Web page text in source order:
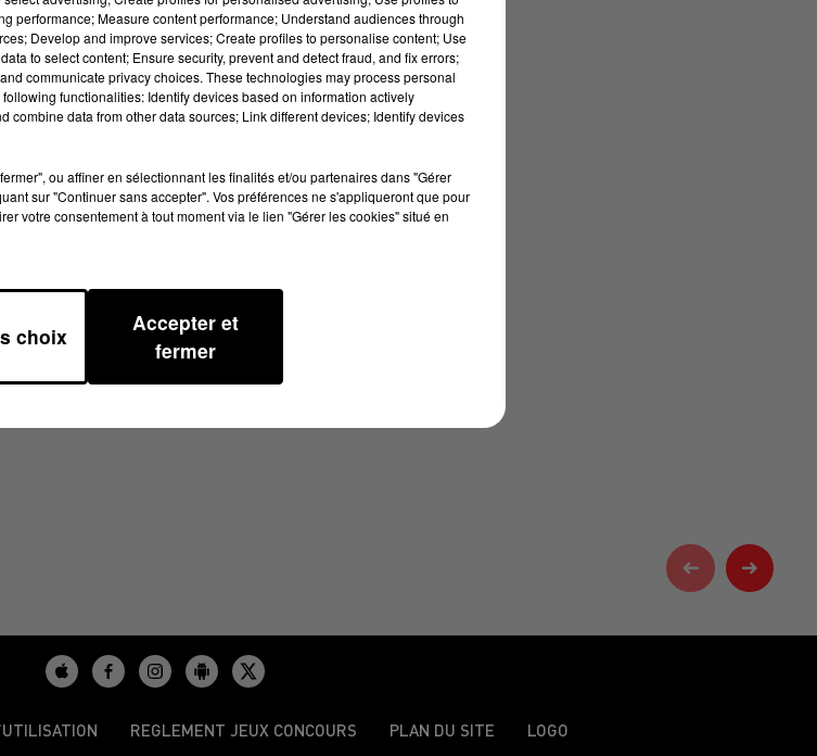
REGLEMENT JEUX CONCOURS PLAN DU SITE LOGO
performance; Measure content performance; Understand audiences through
Develop and improve services; Create profiles to personalise content; Use
to select content; Ensure security, prevent and detect fraud, and fix errors;
communicate privacy choices. These technologies may process personal
functionalities: Identify devices based on information actively
combine data from other data sources; Link different devices; Identify devices
ou affiner en sélectionnant les finalités et/ou partenaires dans "Gérer
sur "Continuer sans accepter". Vos préférences ne s'appliqueront que pour
votre consentement à tout moment via le lien "Gérer les cookies" situé en
choix
Accepter et
fermer